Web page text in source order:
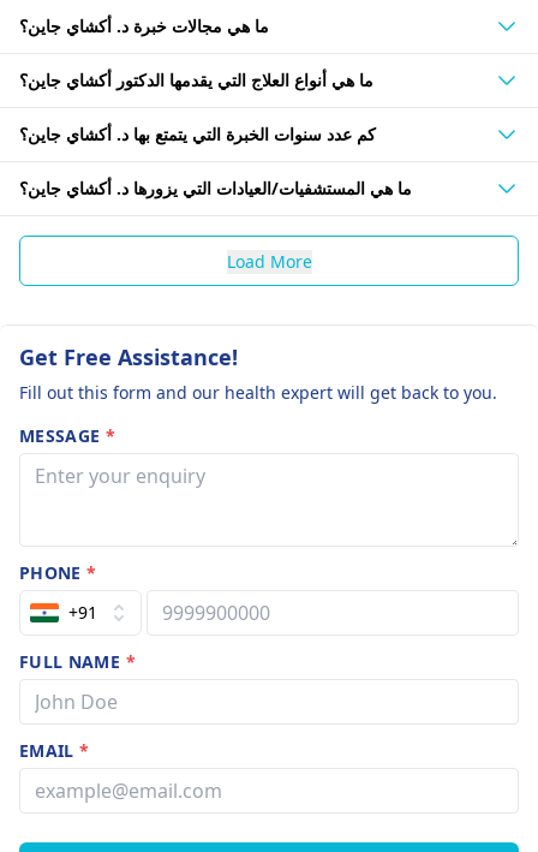
ما هي مجالات خبرة د. أكشاي جاين؟
ما هي أنواع العلاج التي يقدمها الدكتور أكشاي جاين؟
كم عدد سنوات الخبرة التي يتمتع بها د. أكشاي جاين؟
ما هي المستشفيات/العيادات التي يزورها د. أكشاي جاين؟
Load More
Get Free Assistance!
Fill out this form and our health expert will get back to you.
MESSAGE *
PHONE*
+91
FULL NAME *
EMAIL*